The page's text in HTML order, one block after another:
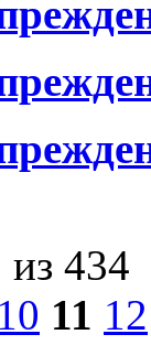
434
10 11 12